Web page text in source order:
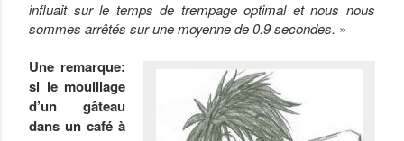
influait sur le temps de trempage optimal et nous nous
sommes arrêtés sur une moyenne de 0.9 secondes. »
Une remarque:
si le mouillage
d’un gâteau
dans un café à